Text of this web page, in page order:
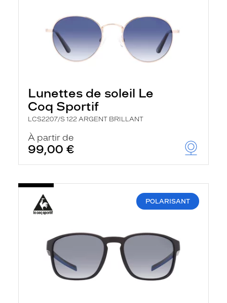
Lunettes de soleil Le
Coq Sportif
LCS2207/S 122 ARGENT BRILLANT
À partir de
99,00 €
POLARISANT